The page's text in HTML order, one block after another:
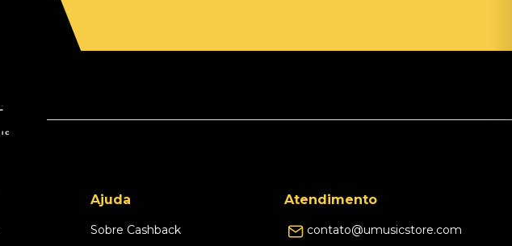
Ajuda
Sobre Cashback
Atendimento
contato@umusicstore.com